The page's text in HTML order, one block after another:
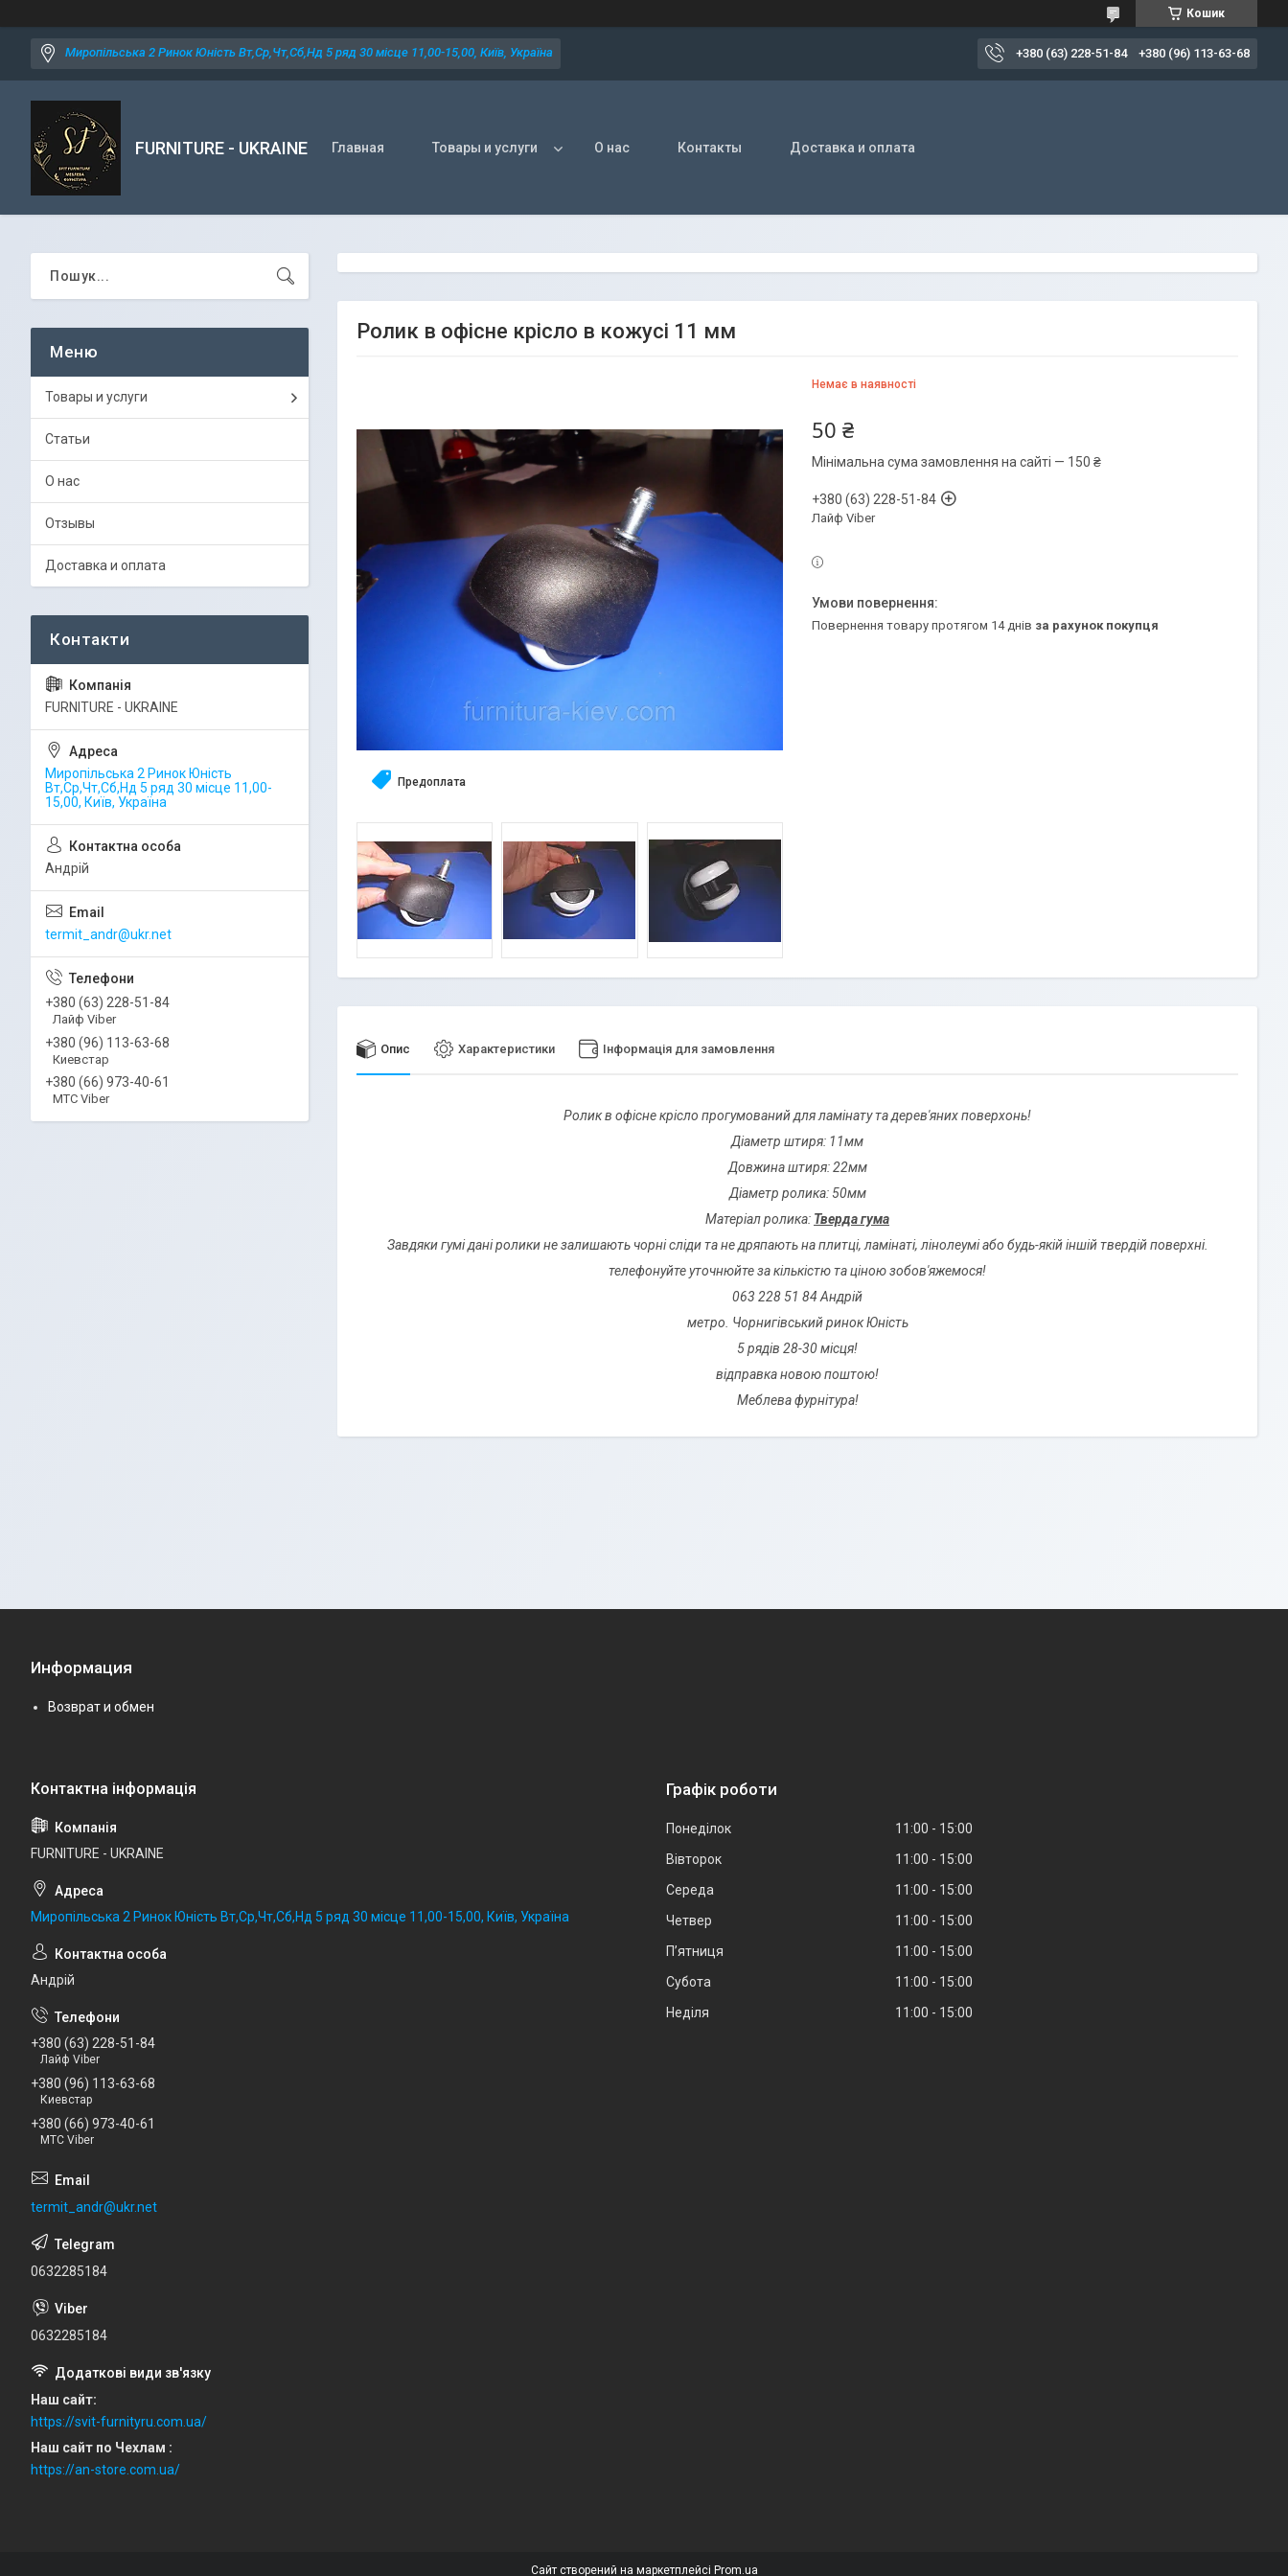
Кошик
Миропільська 2 Ринок Юність Вт,Ср,Чт,Сб,Нд 5 ряд 30 місце 11,00-15,00, Київ, Україна +380 (63) 228-51-84 +380 (96) 113-63-68
FURNITURE - UKRAINE Главная Товары и услуги О нас Контакты Доставка и оплата
Ролик в офісне крісло в кожусі 11 мм
Предоплата
Немає в наявності
50 ₴
Мінімальна сума замовлення на сайті — 150 ₴
+380 (63) 228-51-84
Лайф Viber
повернення товару протягом 14 днів за рахунок покупця
Опис Характеристики Інформація для замовлення
Ролик в офісне крісло прогумований для ламінату та дерев'яних поверхонь!
Діаметр штиря: 11мм
Довжина штиря: 22мм
Діаметр ролика: 50мм
Матеріал ролика: Тверда гума
Завдяки гумі дані ролики не залишають чорні сліди та не дряпають на плитці, ламінаті, лінолеумі або будь-якій іншій твердій поверхні.
телефонуйте уточнюйте за кількістю та ціною зобов'яжемося!
063 228 51 84 Андрій
метро. Чорнигівський ринок Юність
5 рядів 28-30 місця!
відправка новою поштою!
Меблева фурнітура!
Товары и услуги
Статьи
О нас
Отзывы
Доставка и оплата
FURNITURE - UKRAINE
Миропільська 2 Ринок Юність
Вт,Ср,Чт,Сб,Нд 5 ряд 30 місце 11,00-
15,00, Київ, Україна
Андрій
termit_andr@ukr.net
+380 (63) 228-51-84
Лайф Viber
+380 (96) 113-63-68
Киевстар
+380 (66) 973-40-61
МТС Viber
Информация
Возврат и обмен
FURNITURE - UKRAINE
Миропільська 2 Ринок Юність Вт,Ср,Чт,Сб,Нд 5 ряд 30 місце 11,00-15,00, Київ, Україна
Андрій
+380 (63) 228-51-84
Лайф Viber
+380 (96) 113-63-68
Киевстар
+380 (66) 973-40-61
МТС Viber
termit_andr@ukr.net
0632285184
0632285184
Наш сайт
https://svit-furnityru.com.ua/
Наш сайт по Чехлам
https://an-store.com.ua/
Графік роботи
Понеділок 11:00
15:00
Вівторок
11:00
15:00
Середа
11:00
15:00
Четвер
11:00
15:00
Пʼятниця
11:00
15:00
Субота
11:00
15:00
Неділя
11:00 15:00
Сайт створений на маркетплейсі Prom.ua